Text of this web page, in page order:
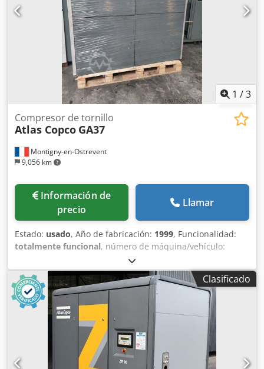
1 /3
Montigny-en-Ostrevent
9,056 km
Compresor de tornillo
Atlas Copco GA37
Información de
precio
Llamar
Estado: usado, Año de fabricación: 1999, Funcionalidad:
totalmente funcional, número de máquina/vehículo:
37 kW (50.31 CV)
funcionamiento:7 bar, Equipamiento:compresor, placa
de características disponible, sistema de aire
comprimido, El compresor lubricado Atlas Copco GA37 es
una máquina potente y fiable, diseñada para ofrecer un
rendimiento óptimo en diversos entornos industriales.
Este modelo de segunda mano, con una potencia de 37
kW, es capaz de funcionar a una presión de 7,5 bares, lo
que lo hace ideal para aplicaciones que requieren una
Clasificado